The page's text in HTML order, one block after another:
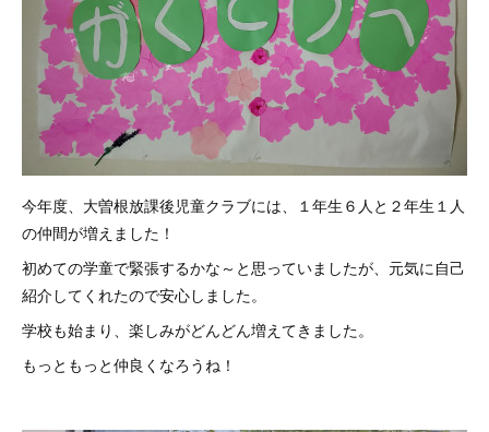
今年度、大曽根放課後児童クラブには、１年生６人と２年生１人
の仲間が増えました！
初めての学童で緊張するかな～と思っていましたが、元気に自己
紹介してくれたので安心しました。
学校も始まり、楽しみがどんどん増えてきました。
もっともっと仲良くなろうね！